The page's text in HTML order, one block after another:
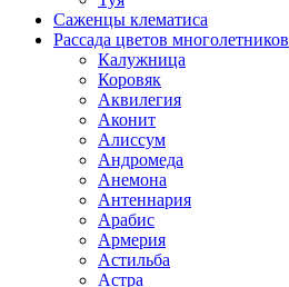
Саженцы клематиса
Рассада цветов многолетников
Калужница
Коровяк
Аквилегия
Аконит
Алиссум
Андромеда
Анемона
Антеннария
Арабис
Армерия
Астильба
Астра